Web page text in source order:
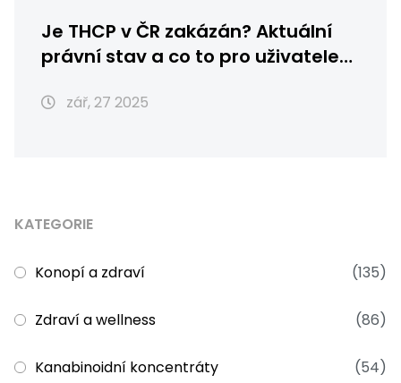
Je THCP v ČR zakázán? Aktuální
právní stav a co to pro uživatele
zář, 27 2025
KATEGORIE
Konopí a zdraví (135)
Zdraví a wellness (86)
Kanabinoidní koncentráty (54)